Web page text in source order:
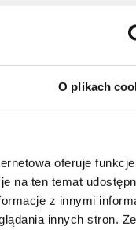
O plikach
oferuje funkcje
na ten temat
z innymi
innych stron.
Naklejki